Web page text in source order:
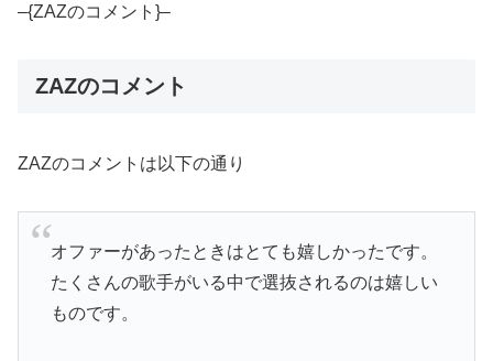
–{ZAZのコメント}–
ZAZのコメント
ZAZのコメントは以下の通り
オファーがあったときはとても嬉しかったです。
たくさんの歌手がいる中で選抜されるのは嬉しい
ものです。